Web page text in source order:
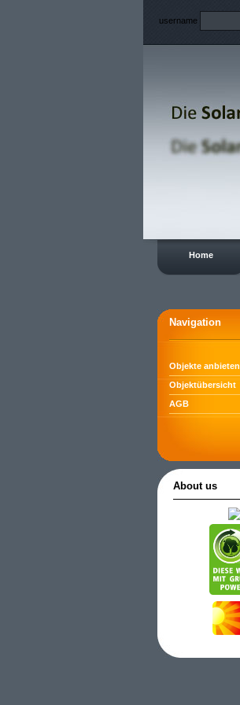
username
Home
Navigation
Objekte anbieten
Objektübersicht
AGB
About us